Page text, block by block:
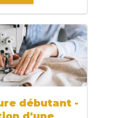
débutant -